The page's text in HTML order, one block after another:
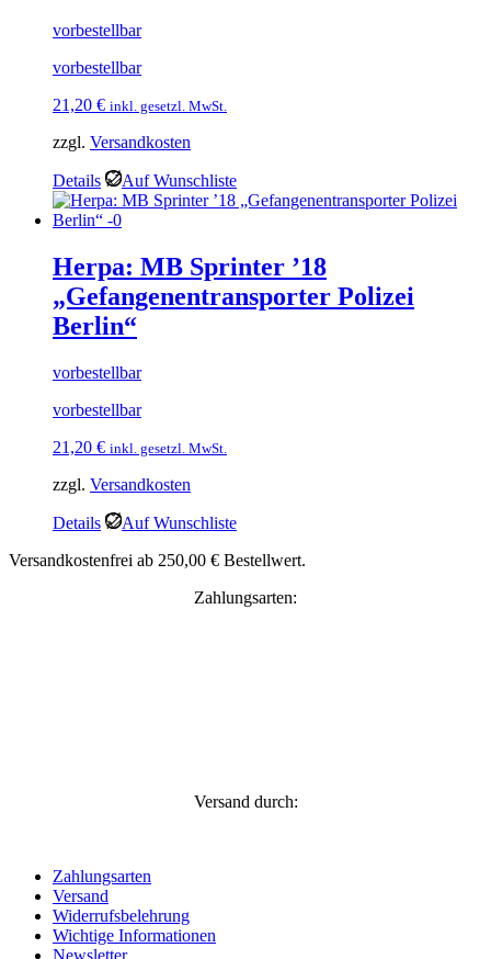
vorbestellbar
vorbestellbar
21,20 € inkl. gesetzl. MwSt.
zzgl. Versandkosten
Details Auf Wunschliste
Herpa: MB Sprinter ’18
„Gefangenentransporter Polizei
Berlin“
vorbestellbar
vorbestellbar
21,20 € inkl. gesetzl. MwSt.
zzgl. Versandkosten
Details
Auf Wunschliste
Versandkostenfrei ab 250,00 € Bestellwert.
Zahlungsarten:
Versand durch:
Zahlungsarten
Versand
Widerrufsbelehrung
Wichtige Informationen